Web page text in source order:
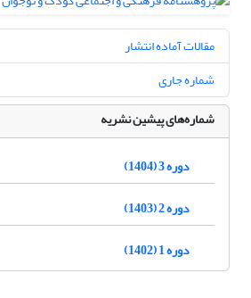
مقالات آماده انتشار
شماره جاری
شماره‌های پیشین نشریه
دوره 3 (1404)
دوره 2 (1403)
دوره 1 (1402)